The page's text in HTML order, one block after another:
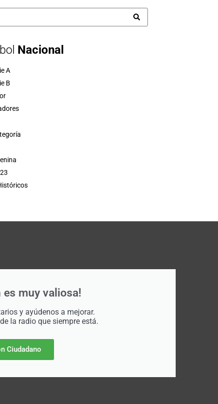
Nacional
A
B
es muy valiosa!
y ayúdenos a mejorar.
la radio que siempre está.
Ciudadano